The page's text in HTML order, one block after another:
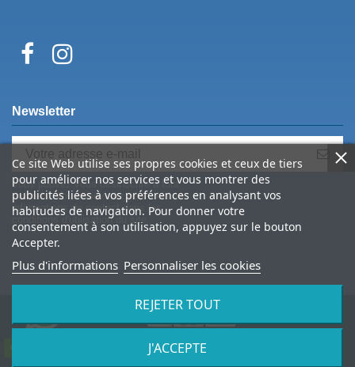
Ce site Web utilise ses propres cookies et ceux de tiers
pour améliorer nos services et vous montrer des
publicités liées à vos préférences en analysant vos
habitudes de navigation. Pour donner votre
consentement à son utilisation, appuyez sur le bouton
Accepter.
Plus d'informations Personnaliser les cookies
REJETER TOUT
J'ACCEPTE
Contactez-nous
Newsletter
Vous pouvez vous désinscrire à tout
moment. Vous trouverez pour cela nos
informations de contact dans les
conditions d'utilisation du site.
© 2026 Spine Archery – tous droits réservés